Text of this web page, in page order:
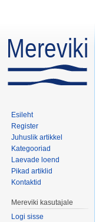
Esileht
Register
Juhuslik artikkel
Kategooriad
Laevade loend
Pikad artiklid
Kontaktid
Mereviki kasutajale
Logi sisse